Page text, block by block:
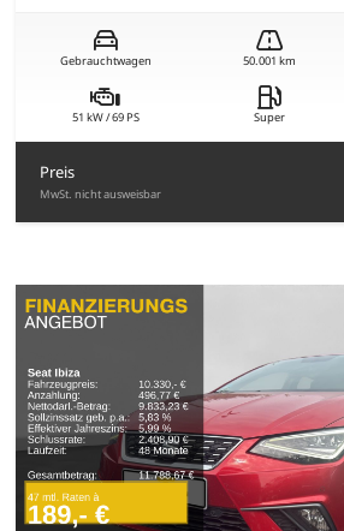
Gebrauchtwagen 50.001 km
51 kW / 69 PS Super
Preis
MwSt. nicht ausweisbar